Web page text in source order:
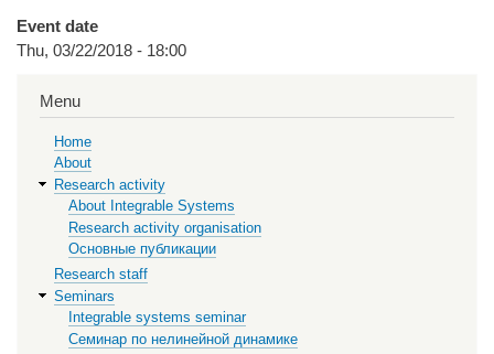
Event date
Thu, 03/22/2018 - 18:00
Menu
Home
About
Research activity
About Integrable Systems
Research activity organisation
Основные публикации
Research staff
Seminars
Integrable systems seminar
Семинар по нелинейной динамике